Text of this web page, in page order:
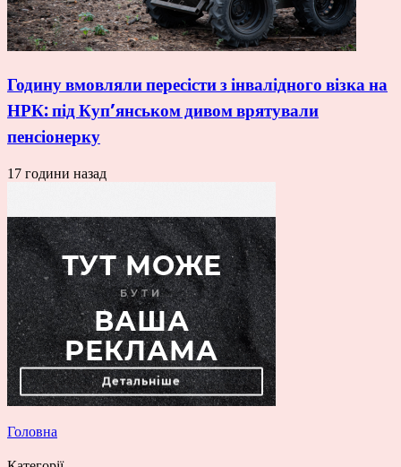
Годину вмовляли пересісти з інвалідного візка на
НРК: під Куп’янськом дивом врятували
пенсіонерку
17 години назад
Головна